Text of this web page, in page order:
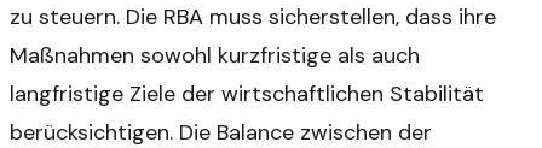
zu steuern. Die RBA muss sicherstellen, dass ihre
Maßnahmen sowohl kurzfristige als auch
langfristige Ziele der wirtschaftlichen Stabilität
berücksichtigen. Die Balance zwischen der